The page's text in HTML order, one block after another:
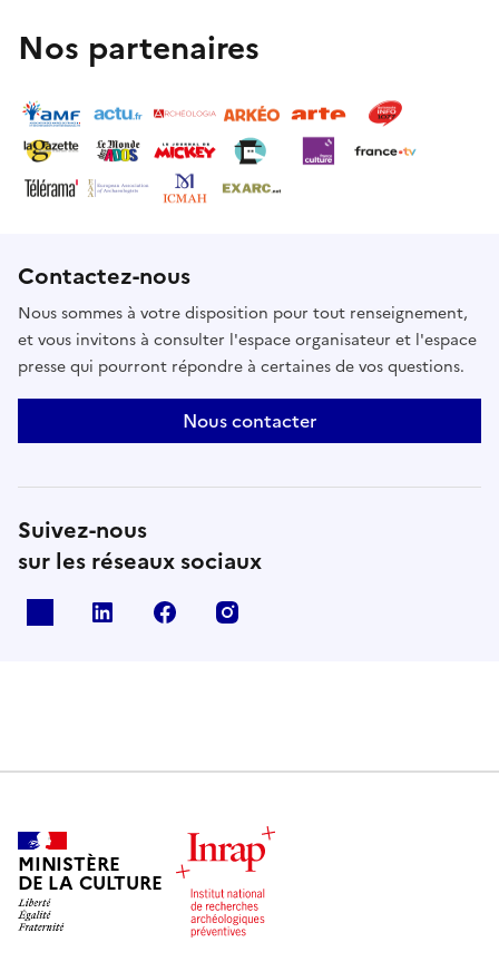
Nos partenaires
Contactez-nous
Nous sommes à votre disposition pour tout renseignement,
et vous invitons à consulter l'espace organisateur et l'espace
presse qui pourront répondre à certaines de vos questions.
Nous contacter
Suivez-nous
sur les réseaux sociaux
Linkedin Facebook
MINISTÈRE
DE LA CULTURE